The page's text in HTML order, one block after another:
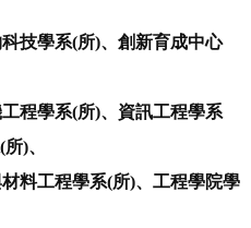
技學系(所)、創新育成中心
程學系(所)、資訊工程學系
)、
(所)、工程學院學